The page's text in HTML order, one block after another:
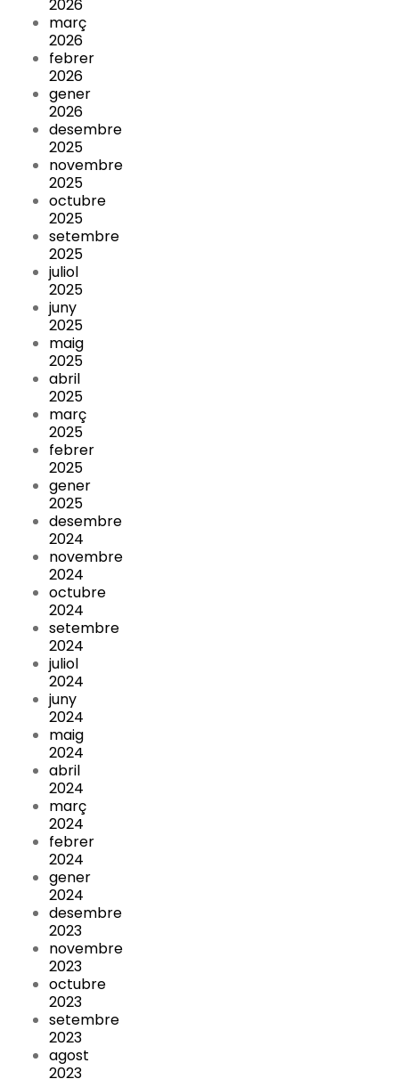
2026
març
2026
febrer
2026
gener
2026
desembre
2025
novembre
2025
octubre
2025
setembre
2025
juliol
2025
juny
2025
maig
2025
abril
2025
març
2025
febrer
2025
gener
2025
desembre
2024
novembre
2024
octubre
2024
setembre
2024
juliol
2024
juny
2024
maig
2024
abril
2024
març
2024
febrer
2024
gener
2024
desembre
2023
novembre
2023
octubre
2023
setembre
2023
agost
2023